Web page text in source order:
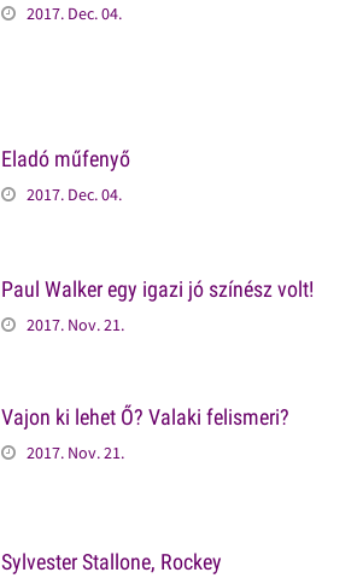
2017. Dec. 04.
Eladó műfenyő
2017. Dec. 04.
Paul Walker egy igazi jó színész volt!
2017. Nov. 21.
Vajon ki lehet Ő? Valaki felismeri?
2017. Nov. 21.
Sylvester Stallone, Rockey